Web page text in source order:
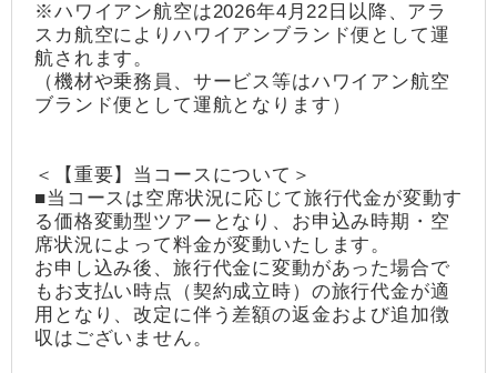
※ハワイアン航空は2026年4月22日以降、アラ
スカ航空によりハワイアンブランド便として運
航されます。
（機材や乗務員、サービス等はハワイアン航空
ブランド便として運航となります）
＜【重要】当コースについて＞
■当コースは空席状況に応じて旅行代金が変動す
る価格変動型ツアーとなり、お申込み時期・空
席状況によって料金が変動いたします。
お申し込み後、旅行代金に変動があった場合で
もお支払い時点（契約成立時）の旅行代金が適
用となり、改定に伴う差額の返金および追加徴
収はございません。